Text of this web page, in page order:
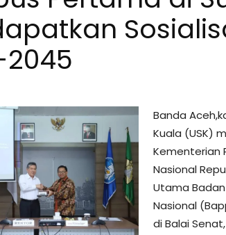
Banda
Kuala (USK)
Kementerian
Nasional
Utama
Nasional
di Balai Senat,